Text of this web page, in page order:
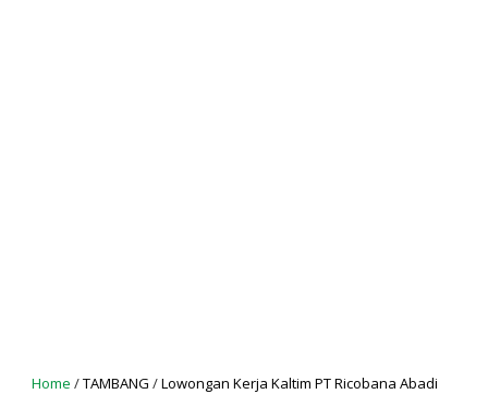
Home /TAMBANG /Lowongan Kerja Kaltim PT Ricobana Abadi